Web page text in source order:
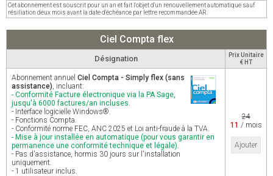
Cet abonnement est souscrit pour un an et fait l'objet d'un renouvellement automatique sauf
résiliation deux mois avant la date d'échéance par lettre recommandée AR.
Ciel Compta flex
Désignation
Prix Unitaire
€ HT
Abonnement annuel Ciel Compta - Simply flex (sans
assistance), incluant:
- Conformité Facture électronique via la PA Sage,
jusqu'à 6000 factures/an incluses.
- Interface logicielle Windows®.
- Fonctions Compta.
- Conformité norme FEC, ANC 2025 et Loi anti-fraude à la TVA.
- Mise à jour installée en automatique (pour vous garantir en
permanence une conformité technique et légale).
- Pas d'assistance, hormis 30 jours sur l'installation
uniquement.
- 1 utilisateur inclus.
24
11 / mois
Ajouter